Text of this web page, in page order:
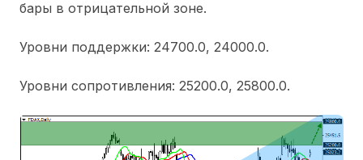
бары в отрицательной зоне.
Уровни поддержки: 24700.0, 24000.0.
Уровни сопротивления: 25200.0, 25800.0.